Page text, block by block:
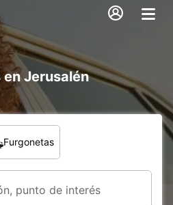
Jerusalén
Furgonetas